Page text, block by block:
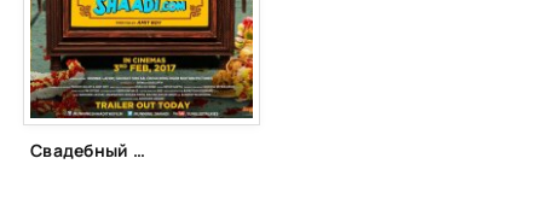
Свадебный забег (2017)